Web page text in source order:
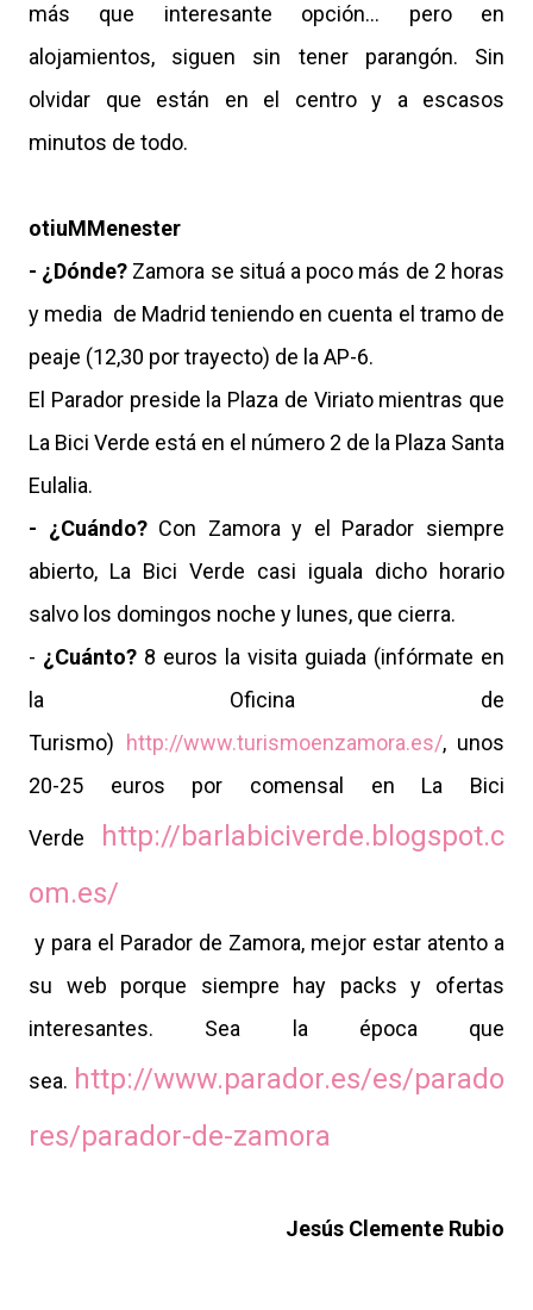
más que interesante opción... pero en
alojamientos, siguen sin tener parangón. Sin
olvidar que están en el centro y a escasos
minutos de todo.
otiuMMenester
- ¿Dónde? Zamora se situá a poco más de 2 horas
y media de Madrid teniendo en cuenta el tramo de
peaje (12,30 por trayecto) de la AP-6.
El Parador preside la Plaza de Viriato mientras que
La Bici Verde está en el número 2 de la Plaza Santa
Eulalia.
- ¿Cuándo? Con Zamora y el Parador siempre
abierto, La Bici Verde casi iguala dicho horario
salvo los domingos noche y lunes, que cierra.
- ¿Cuánto? 8 euros la visita guiada (infórmate en
la Oficina de
Turismo)
http://www.turismoenzamora.es/, unos
20-25 euros por comensal en La Bici
Verde
http://barlabiciverde.blogspot.c
om.es/
y para el Parador de Zamora, mejor estar atento a
su web porque siempre hay packs y ofertas
interesantes. Sea la época que
sea. http://www.parador.es/es/parado
res/parador-de-zamora
Jesús Clemente Rubio